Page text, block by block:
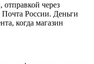
через
России. Деньги
когда магазин